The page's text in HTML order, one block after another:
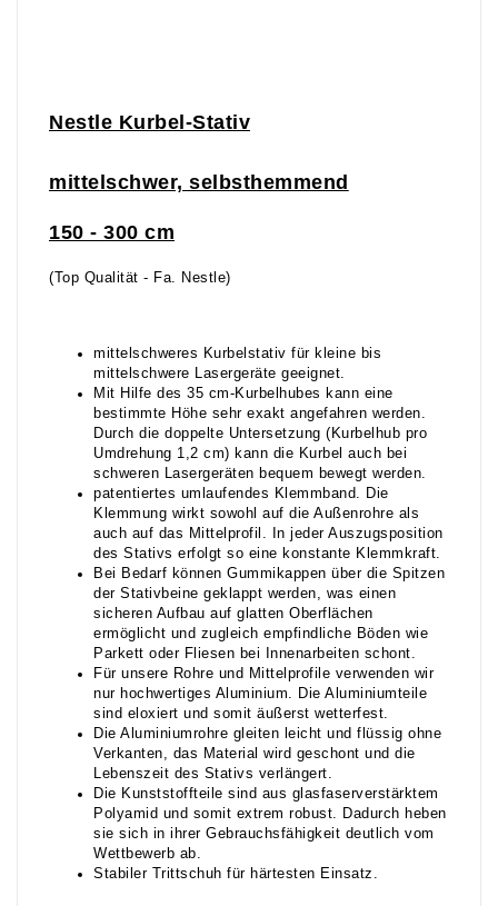
Nestle Kurbel-Stativ
mittelschwer, selbsthemmend
150 - 300 cm
(Top Qualität - Fa. Nestle)
mittelschweres Kurbelstativ für kleine bis
mittelschwere Lasergeräte geeignet.
Mit Hilfe des 35 cm-Kurbelhubes kann eine
bestimmte Höhe sehr exakt angefahren werden.
Durch die doppelte Untersetzung (Kurbelhub pro
Umdrehung 1,2 cm) kann die Kurbel auch bei
schweren Lasergeräten bequem bewegt werden.
patentiertes umlaufendes Klemmband. Die
Klemmung wirkt sowohl auf die Außenrohre als
auch auf das Mittelprofil. In jeder Auszugsposition
des Stativs erfolgt so eine konstante Klemmkraft.
Bei Bedarf können Gummikappen über die Spitzen
der Stativbeine geklappt werden, was einen
sicheren Aufbau auf glatten Oberflächen
ermöglicht und zugleich empfindliche Böden wie
Parkett oder Fliesen bei Innenarbeiten schont.
Für unsere Rohre und Mittelprofile verwenden wir
nur hochwertiges Aluminium. Die Aluminiumteile
sind eloxiert und somit äußerst wetterfest.
Die Aluminiumrohre gleiten leicht und flüssig ohne
Verkanten, das Material wird geschont und die
Lebenszeit des Stativs verlängert.
Die Kunststoffteile sind aus glasfaserverstärktem
Polyamid und somit extrem robust. Dadurch heben
sie sich in ihrer Gebrauchsfähigkeit deutlich vom
Wettbewerb ab.
Stabiler Trittschuh für härtesten Einsatz.